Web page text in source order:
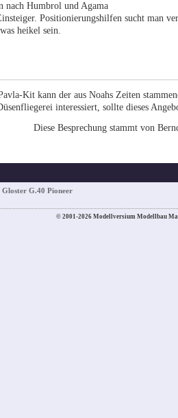
nach Humbrol und Agama
Positionierungshilfen sucht man
heikel sein.
Kit kann der aus Noahs Zeiten
interessiert, sollte dieses
Diese Besprechung stammt von
Gloster G.40 Pioneer
© 2001-2026 Modellversium Modellbau